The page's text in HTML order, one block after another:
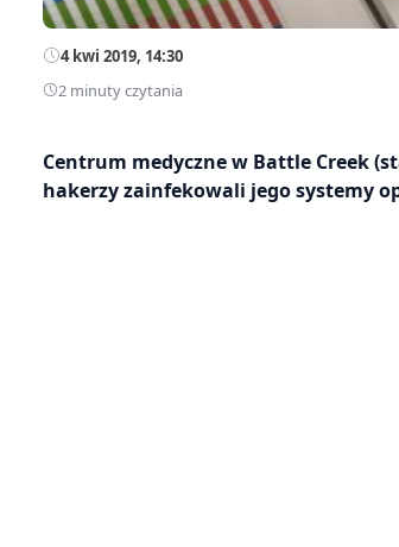
4 kwi 2019, 14:30
2 minuty czytania
Centrum medyczne w Battle Creek
hakerzy zainfekowali jego systemy